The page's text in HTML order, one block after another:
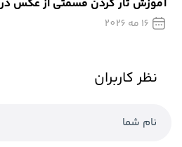
آموزش تار كردن قسمتی از عکس
16 مه 2026
نظر کاربران